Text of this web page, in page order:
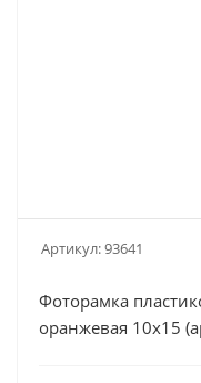
Артикул:93641
Фоторамка
оранжевая 10х15